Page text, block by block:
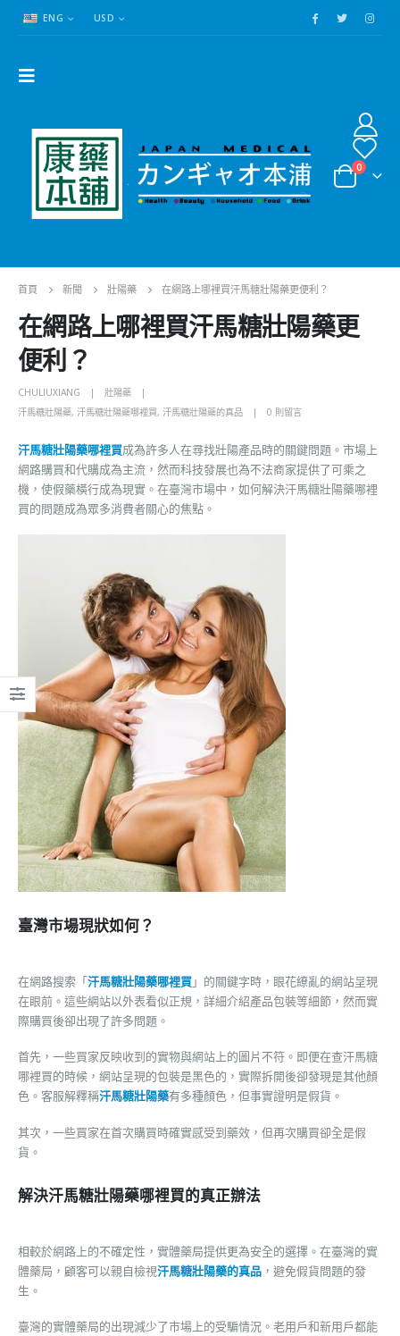
ENG USD
0
首頁 新聞 壯陽藥 在網路上哪裡買汗馬糖壯陽藥更便利？
在網路上哪裡買汗馬糖壯陽藥更
便利？
CHULIUXIANG
壯陽藥
汗馬糖壯陽藥, 汗馬糖壯陽藥哪裡買, 汗馬糖壯陽藥的真品 0 則留言
汗馬糖壯陽藥哪裡買成為許多人在尋找壯陽產品時的關鍵問題。市場上
網路購買和代購成為主流，然而科技發展也為不法商家提供了可乘之
機，使假藥橫行成為現實。在臺灣市場中，如何解決汗馬糖壯陽藥哪裡
買的問題成為眾多消費者關心的焦點。
臺灣市場現狀如何？
在網路搜索「汗馬糖壯陽藥哪裡買」的關鍵字時，眼花繚亂的網站呈現
在眼前。這些網站以外表看似正規，詳細介紹產品包裝等細節，然而實
際購買後卻出現了許多問題。
首先，一些買家反映收到的實物與網站上的圖片不符。即便在查汗馬糖
哪裡買的時候，網站呈現的包裝是黑色的，實際拆開後卻發現是其他顏
色。客服解釋稱汗馬糖壯陽藥有多種顏色，但事實證明是假貨。
其次，一些買家在首次購買時確實感受到藥效，但再次購買卻全是假
貨。
解決汗馬糖壯陽藥哪裡買的真正辦法
相較於網路上的不確定性，實體藥局提供更為安全的選擇。在臺灣的實
體藥局，顧客可以親自檢視汗馬糖壯陽藥的真品 ，避免假貨問題的發
生。
臺灣的實體藥局的出現減少了市場上的受騙情況。老用戶和新用戶都能